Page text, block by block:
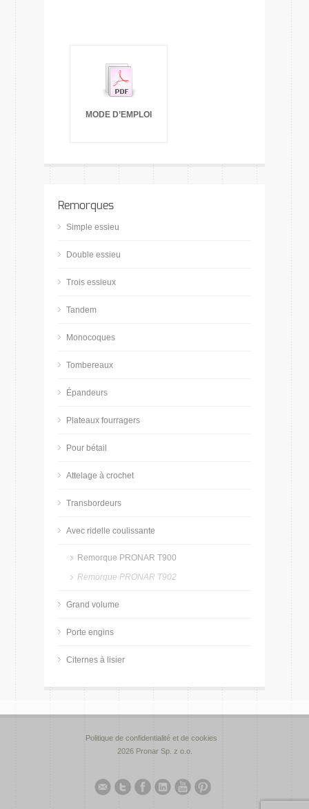
MODE D’EMPLOI
Remorques
Simple essieu
Double essieu
Trois essieux
Tandem
Monocoques
Tombereaux
Épandeurs
Plateaux fourragers
Pour bétail
Attelage à crochet
Transbordeurs
Avec ridelle coulissante
Remorque PRONAR T900
Remorque PRONAR T902
Grand volume
Porte engins
Citernes à lisier
Politique de confidentialité et de cookies
2026 Pronar Sp. z o.o.